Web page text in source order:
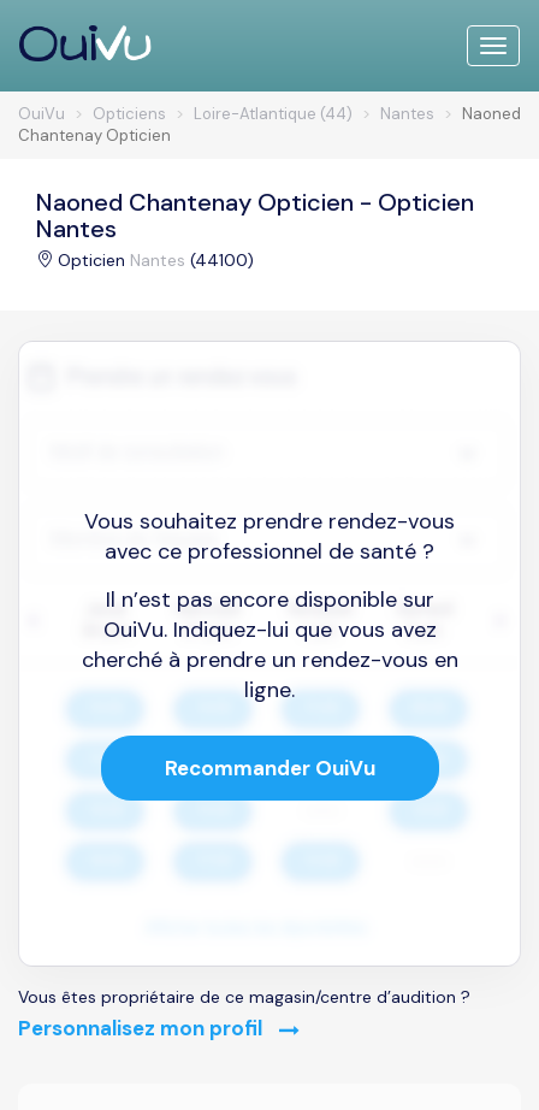
Toggle
OuiVu Opticiens Loire-Atlantique (44) Nantes
Naoned
Chantenay Opticien
Naoned Chantenay Opticien - Opticien
Nantes
Opticien Nantes (44100)
Vous souhaitez prendre rendez-vous
avec ce professionnel de santé ?
Il n’est pas encore disponible sur
OuiVu. Indiquez-lui que vous avez
cherché à prendre un rendez-vous en
ligne.
Recommander OuiVu
Vous êtes propriétaire de ce magasin/centre d’audition ?
Personnalisez mon profil